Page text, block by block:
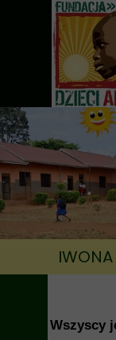
Wszyscy